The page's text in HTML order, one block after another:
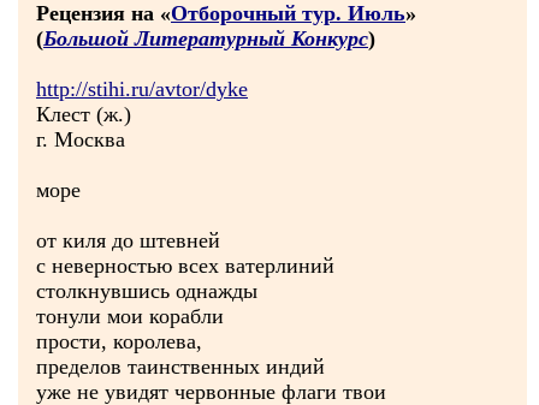
Рецензия на «Отборочный тур. Июль»
(Большой Литературный Конкурс)
http://stihi.ru/avtor/dyke
Клест (ж.)
г. Москва
море
от киля до штевней
с неверностью всех ватерлиний
столкнувшись однажды
тонули мои корабли
прости, королева,
пределов таинственных индий
уже не увидят червонные флаги твои